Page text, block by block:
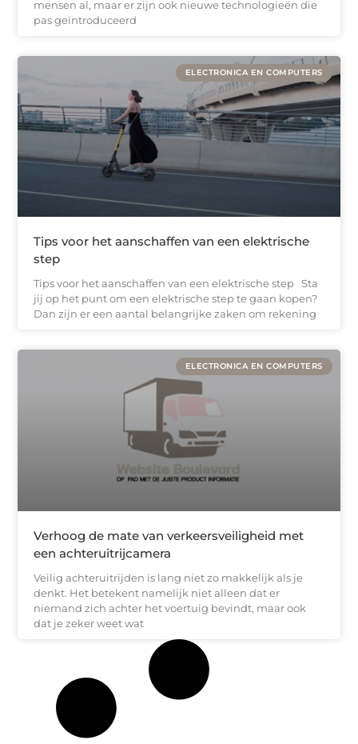
mensen al, maar er zijn ook nieuwe technologieën die
pas geïntroduceerd
ELECTRONICA EN COMPUTERS
Tips voor het aanschaffen van een elektrische
step
Tips voor het aanschaffen van een elektrische step Sta
jij op het punt om een elektrische step te gaan kopen?
Dan zijn er een aantal belangrijke zaken om rekening
ELECTRONICA EN COMPUTERS
Verhoog de mate van verkeersveiligheid met
een achteruitrijcamera
Veilig achteruitrijden is lang niet zo makkelijk als je
denkt. Het betekent namelijk niet alleen dat er
niemand zich achter het voertuig bevindt, maar ook
dat je zeker weet wat